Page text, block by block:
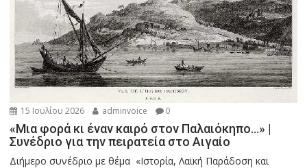
15 Ιουλίου 2026 adminvoice 0
«Μια φορά κι έναν καιρό στον Παλαιόκηπο…» |
Συνέδριο για την πειρατεία στο Αιγαίο
Διήμερο συνέδριο με θέμα «Ιστορία, Λαϊκή Παράδοση και